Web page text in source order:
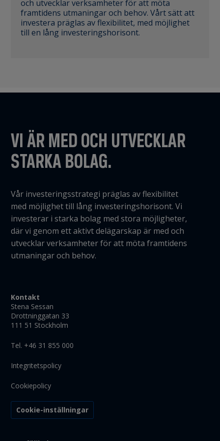
och utvecklar verksamheter för att möta
framtidens utmaningar och behov. Vårt sätt att
investera präglas av flexibilitet, med möjlighet
till en lång investeringshorisont.
VI ÄR MED OCH UTVECKLAR
STARKA BOLAG.
Vår investeringsstrategi präglas av flexibilitet
med möjlighet till lång investeringshorisont. Vi
investerar i starka bolag med stora möjligheter,
där vi genom ett aktivt delägarskap är med och
utvecklar verksamheter för att möta framtidens
utmaningar och behov.
Kontakt
Stena Sessan
Drottninggatan 33
111 51 Stockholm
Tel. +46 31 855 000
Integritetspolicy
Cookiepolicy
Cookie-inställningar